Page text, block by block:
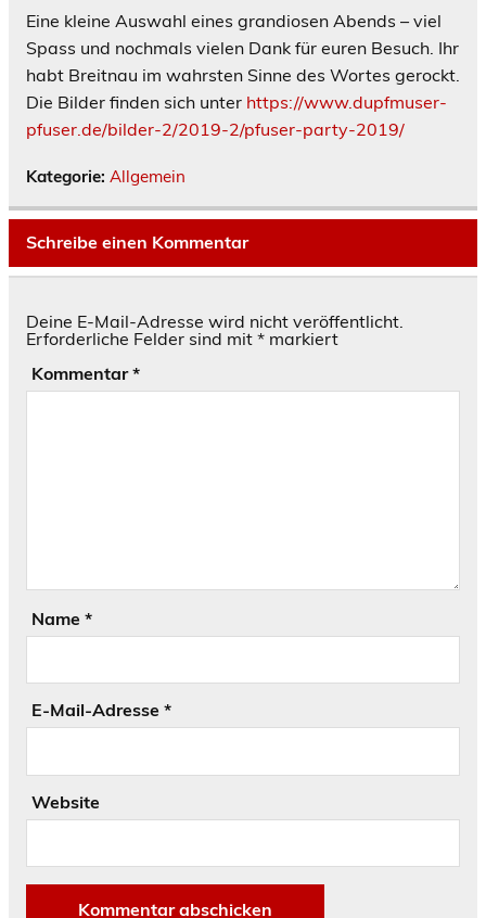
Eine kleine Auswahl eines grandiosen Abends – viel
Spass und nochmals vielen Dank für euren Besuch. Ihr
habt Breitnau im wahrsten Sinne des Wortes gerockt.
Die Bilder finden sich unter https://www.dupfmuser-
pfuser.de/bilder-2/2019-2/pfuser-party-2019/
Kategorie: Allgemein
Schreibe einen Kommentar
Deine E-Mail-Adresse wird nicht veröffentlicht.
Erforderliche Felder sind mit * markiert
Kommentar*
Name *
E-Mail-Adresse *
Website